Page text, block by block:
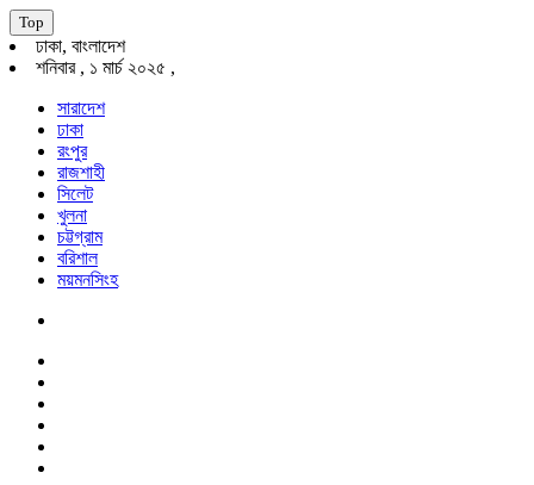
Top
ঢাকা, বাংলাদেশ
শনিবার , ১ মার্চ ২০২৫ ,
সারাদেশ
ঢাকা
রংপুর
রাজশাহী
সিলেট
খুলনা
চট্টগ্রাম
বরিশাল
ময়মনসিংহ